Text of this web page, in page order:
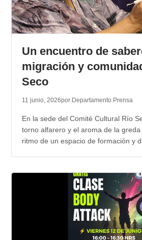
Un encuentro de
migración y
Seco
11 junio, 2026por Departamento Prensa
En la sede del Comité Cultural Río
torno alfarero y el aroma de la
ritmo de un espacio de formación y